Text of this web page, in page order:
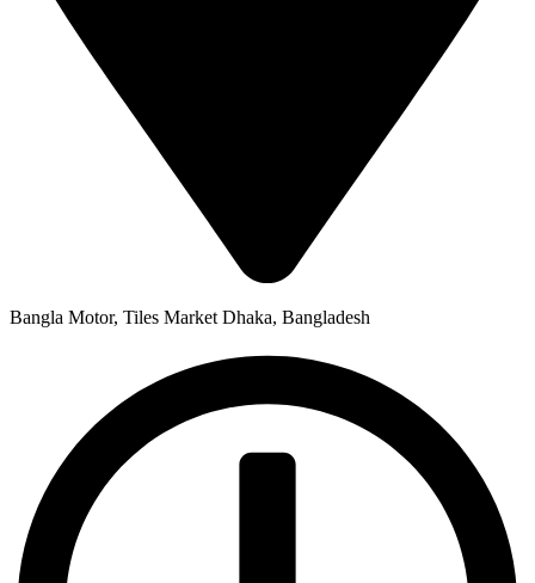
Bangla Motor, Tiles Market Dhaka, Bangladesh